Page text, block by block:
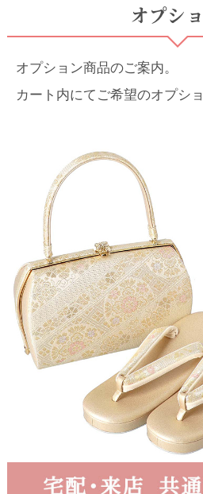
オプシ
オプション商品のご案内。
カート内にてご希望のオプシ